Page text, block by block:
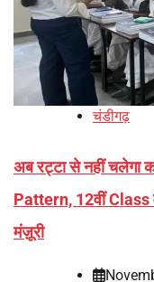
चंडीगढ़
अब रट्टा से नहीं चलेगा
Pattern, 12वीं
मंज़ूरी